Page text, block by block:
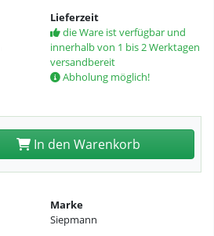
Lieferzeit
die Ware ist verfügbar und
innerhalb von 1 bis 2 Werktagen
versandbereit
Abholung möglich!
In den Warenkorb
Marke
Siepmann